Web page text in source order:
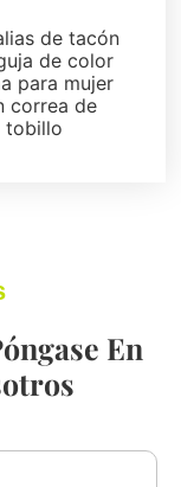
de tacón
de color
para mujer
correa de
tobillo
En